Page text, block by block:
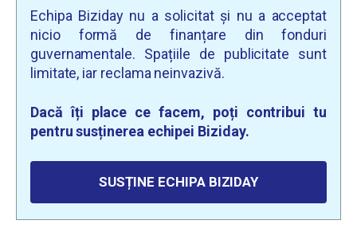
Echipa Biziday nu a solicitat și nu a acceptat
nicio formă de finanțare din fonduri
guvernamentale. Spațiile de publicitate sunt
limitate, iar reclama neinvazivă.
Dacă îți place ce facem, poți contribui tu
pentru susținerea echipei Biziday.
SUSȚINE ECHIPA BIZIDAY